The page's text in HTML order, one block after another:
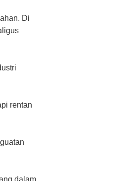
Di
rentan